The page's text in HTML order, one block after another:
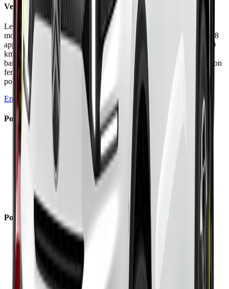
Verdict
Le Captur E-Tech 160 transforme réellement le SUV avec une
motorisation plus performante et sobre. La nouvelle mécanique 1.8
apporte puissance, silence et consommations record (4,4-5,7 l/100
km). Châssis équilibré, habitacle spacieux et modulable grâce à
banquette coulissante unique. Mais boîte à crabots lente, suspension
ferme en ville, et garantie courte. Un excellent choix hybride
polyvalent malgré ces réserves.
En savoir plus →
Points Forts
Motorisation E-Tech 160 performante et sobre
Consommations exceptionnelles sous 6 l/100 km
Banquette coulissante sur 16 cm unique
Habitabilité et rangements généreux
Interface Android Automotive réactif
Châssis équilibré et sécurisant
Tarifs contenus dès 24 900€
Points Faibles
Boîte à crabots lente aux reprises
Suspension ferme à basse vitesse
Moteur thermique bruyant en recharge
Garantie courte de 2 ans seulement
Options nombreuses et coûteuses
Freinage difficile à doser